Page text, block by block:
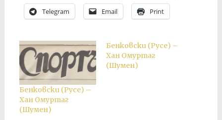
Telegram Email Print
Бенковски (Русе) –
Хан Омуртаг
(Шумен)
Бенковски (Русе) –
Хан Омуртаг
(Шумен)